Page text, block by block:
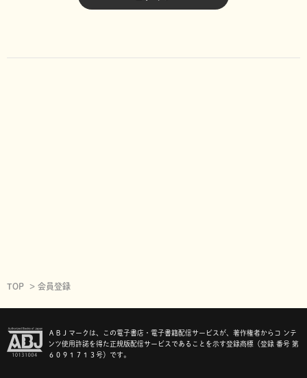
TOP 会員登録
ＡＢＪマークは、この電子書店・電子書籍配信サービスが、著作権者からコ ンテ
ンツ使用許諾を得た正規版配信サービスであることを示す登録商標（登録 番号 第
６０９１７１３号）です。